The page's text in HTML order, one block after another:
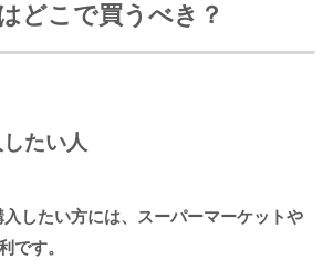
どこで買うべき？
たい人
したい方には、スーパーマーケットや
です。